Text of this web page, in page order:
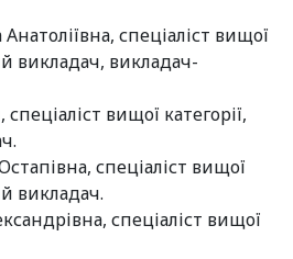
спеціаліст вищої
викладач, викладач-
спеціаліст вищої категорії,
спеціаліст вищої
викладач.
спеціаліст вищої